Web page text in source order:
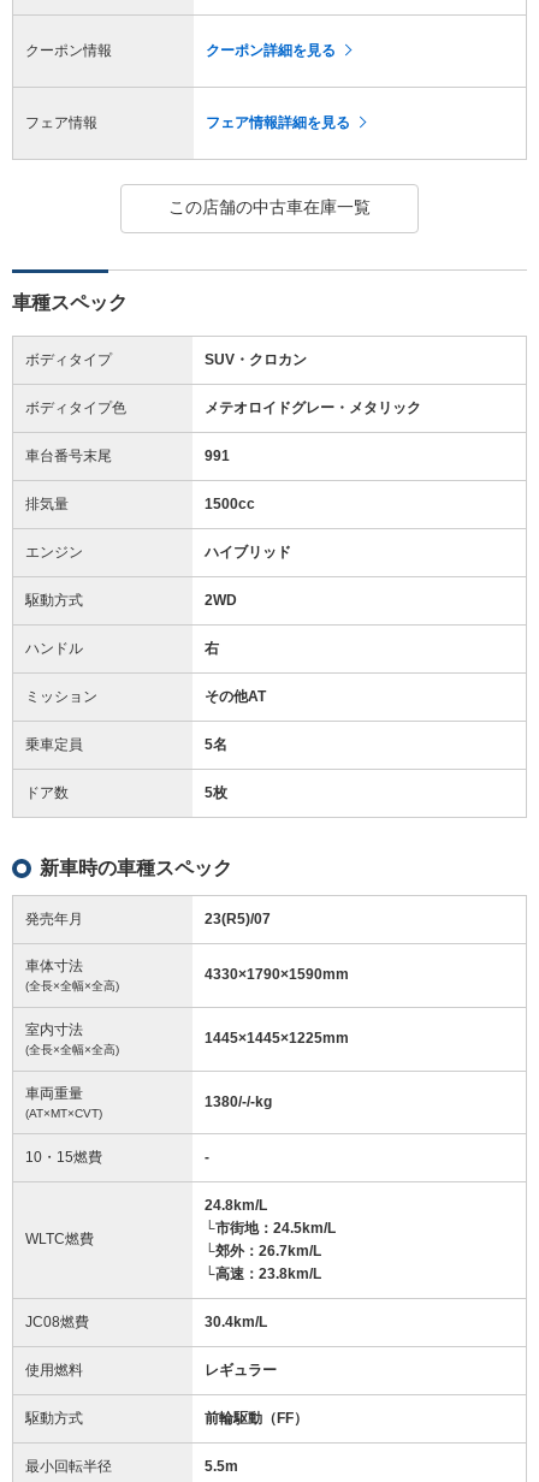
クーポン情報 クーポン詳細を見る
フェア情報 フェア情報詳細を見る
この店舗の中古車在庫一覧
車種スペック
ボディタイプ SUV・クロカン
ボディタイプ色 メテオロイドグレー・メタリック
車台番号末尾 991
排気量 1500cc
エンジン ハイブリッド
駆動方式 2WD
ハンドル 右
ミッション その他AT
乗車定員 5名
ドア数 5枚
新車時の車種スペック
発売年月 23(R5)/07
車体寸法
(全長×全幅×全高)
4330×1790×1590mm
室内寸法
(全長×全幅×全高)
1445×1445×1225mm
車両重量
(AT×MT×CVT)
1380/-/-kg
10・15燃費 -
WLTC燃費
24.8km/L
└市街地：24.5km/L
└郊外：26.7km/L
└高速：23.8km/L
JC08燃費 30.4km/L
使用燃料 レギュラー
駆動方式 前輪駆動（FF）
最小回転半径 5.5m